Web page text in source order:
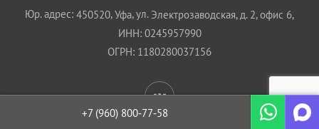
+7 (960) 800‐77‐58
Юр. адрес: 450520,Уфа, ул. Электрозаводская, д. 2, офис 6,
ИНН: 0245957990
ОГРН: 1180280037156